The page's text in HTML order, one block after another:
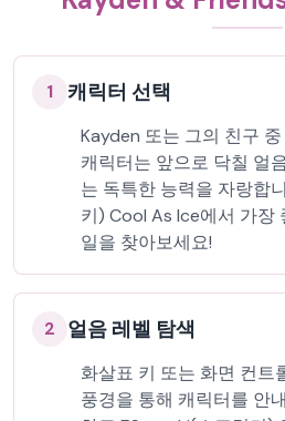
1 캐릭터 선택
Kayden 또는 그의 친구
캐릭터는 앞으로 닥칠 얼
는 독특한 능력을 자랑합
키) Cool As Ice에서 가장
일을 찾아보세요!
2 얼음 레벨 탐색
화살표 키 또는 화면 컨트
풍경을 통해 캐릭터를 안